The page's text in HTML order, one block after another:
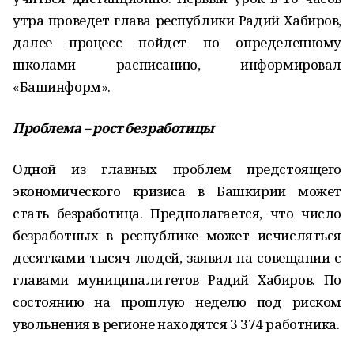
утра проведет глава республики Радий Хабиров,
далее процесс пойдет по определенному
школами расписанию, информировал
«Башинформ».
Проблема – рост безработицы
Одной из главных проблем предстоящего
экономического кризиса в Башкирии может
стать безработица. Предполагается, что число
безработных в республике может исчисляться
десятками тысяч людей, заявил на совещании с
главами муниципалитетов Радий Хабиров. По
состоянию на прошлую неделю под риском
увольнения в регионе находятся 3 374 работника.